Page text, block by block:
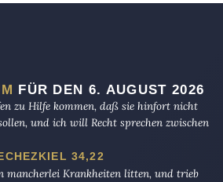
FÜR DEN 6. AUGUST 2026
zu Hilfe kommen, daß sie hinfort nicht
und ich will Recht sprechen zwischen
34,22
mancherlei Krankheiten litten, und trieb